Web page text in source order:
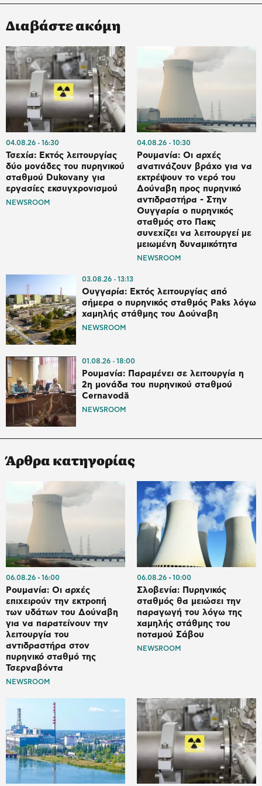
Διαβάστε ακόμη
04.08.26 16:30
Τσεχία: Εκτός λειτουργίας
δύο μονάδες του πυρηνικού
σταθμού Dukovany για
εργασίες εκσυγχρονισμού
NEWSROOM
04.08.26 10:30
Ρουμανία: Οι αρχές
ανατινάζουν βράχο για να
εκτρέψουν το νερό του
Δούναβη προς πυρηνικό
αντιδραστήρα - Στην
Ουγγαρία ο πυρηνικός
σταθμός στο Πακς
συνεχίζει να λειτουργεί με
μειωμένη δυναμικότητα
NEWSROOM
03.08.26 13:13
Ουγγαρία: Εκτός λειτουργίας από
σήμερα ο πυρηνικός σταθμός Paks λόγω
χαμηλής στάθμης του Δούναβη
NEWSROOM
01.08.26 18:00
Ρουμανία: Παραμένει σε λειτουργία η
2η μονάδα του πυρηνικού σταθμού
Cernavodă
NEWSROOM
Άρθρα κατηγορίας
06.08.26 16:00
Ρουμανία: Οι αρχές
επιχειρούν την εκτροπή
των υδάτων του Δούναβη
για να παρατείνουν την
λειτουργία του
αντιδραστήρα στον
πυρηνικό σταθμό της
Τσερναβόντα
NEWSROOM
06.08.26 10:00
Σλοβενία: Πυρηνικός
σταθμός θα μειώσει την
παραγωγή του λόγω της
χαμηλής στάθμης του
ποταμού Σάβου
NEWSROOM